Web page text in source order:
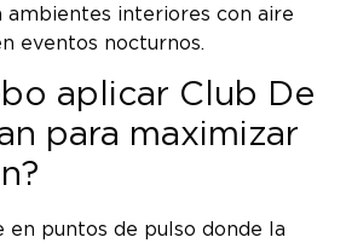
ambientes interiores con aire
eventos nocturnos.
aplicar Club De
para maximizar
puntos de pulso donde la